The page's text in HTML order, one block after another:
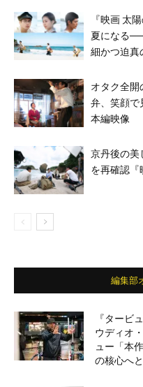
『映画 太
夏になる
細かつ迫真
オタク全開
弁、笑顔で
本編映像
京丹後の美
を再確認『
編集部
『タービ
ウディオ
ュー「本
の核心へ